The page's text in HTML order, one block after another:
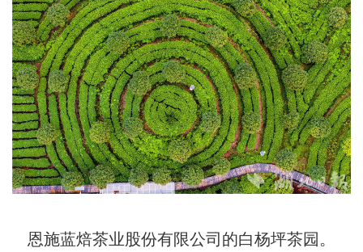
恩施蓝焙茶业股份有限公司的白杨坪茶园。